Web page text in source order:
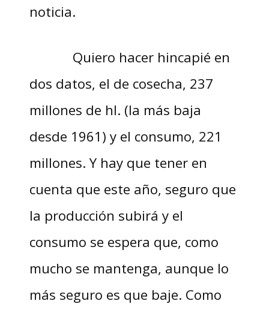
noticia.
Quiero hacer hincapié en
dos datos, el de cosecha, 237
millones de hl. (la más baja
desde 1961) y el consumo, 221
millones. Y hay que tener en
cuenta que este año, seguro que
la producción subirá y el
consumo se espera que, como
mucho se mantenga, aunque lo
más seguro es que baje. Como